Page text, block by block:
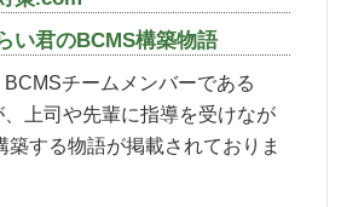
い君のBCMS構築物語
チームメンバーである
、上司や先輩に指導を受けなが
築する物語が掲載されておりま